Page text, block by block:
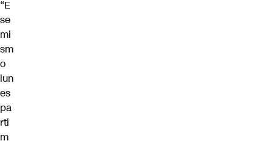
“E
se
mi
sm
o
lun
es
pa
rti
m